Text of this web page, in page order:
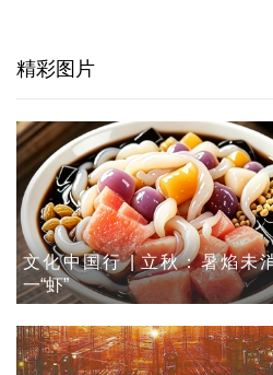
精彩图片
文化中国行 | 立秋：暑焰未
一“虾”